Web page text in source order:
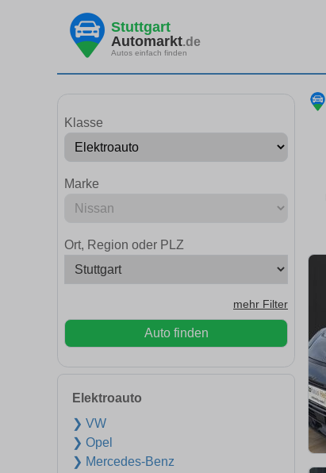
Stuttgart
Automarkt.de
Autos einfach finden
Klasse
Marke
Ort, Region oder PLZ
mehr Filter
Auto finden
Elektroauto
❯ VW
❯ Opel
❯ Mercedes-Benz